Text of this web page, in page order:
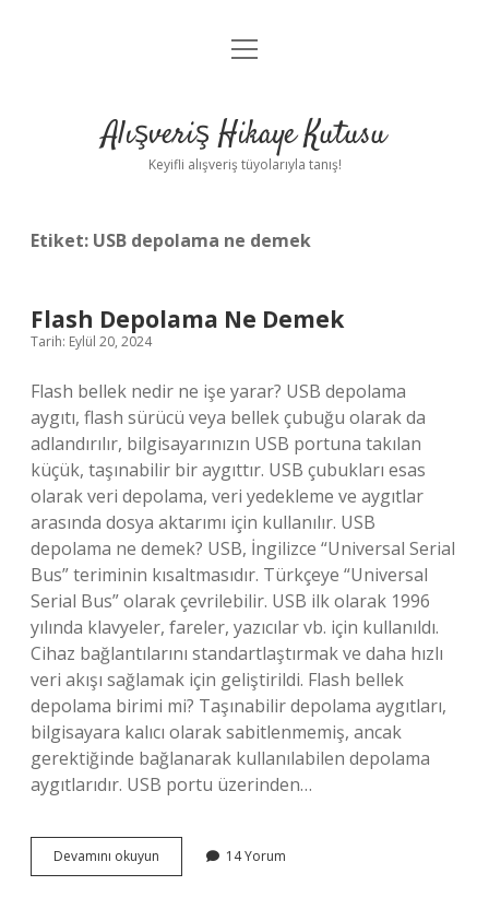
Anasayfa
Yasal Uyarı
menüyü
Alışveriş Hikaye Kutusu
Keyifli alışveriş tüyolarıyla tanış!
Etiket: USB depolama ne demek
Flash Depolama Ne Demek
Tarih: Eylül 20, 2024
Flash bellek nedir ne işe yarar? USB depolama
aygıtı, flash sürücü veya bellek çubuğu olarak da
adlandırılır, bilgisayarınızın USB portuna takılan
küçük, taşınabilir bir aygıttır. USB çubukları esas
olarak veri depolama, veri yedekleme ve aygıtlar
arasında dosya aktarımı için kullanılır. USB
depolama ne demek? USB, İngilizce “Universal Serial
Bus” teriminin kısaltmasıdır. Türkçeye “Universal
Serial Bus” olarak çevrilebilir. USB ilk olarak 1996
yılında klavyeler, fareler, yazıcılar vb. için kullanıldı.
Cihaz bağlantılarını standartlaştırmak ve daha hızlı
veri akışı sağlamak için geliştirildi. Flash bellek
depolama birimi mi? Taşınabilir depolama aygıtları,
bilgisayara kalıcı olarak sabitlenmemiş, ancak
gerektiğinde bağlanarak kullanılabilen depolama
aygıtlarıdır. USB portu üzerinden…
Devamını okuyun
Depolama
14 Yorum